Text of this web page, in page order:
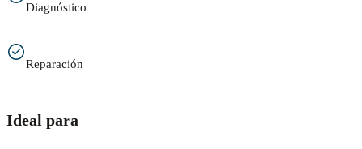
Diagnóstico
Reparación
Ideal para